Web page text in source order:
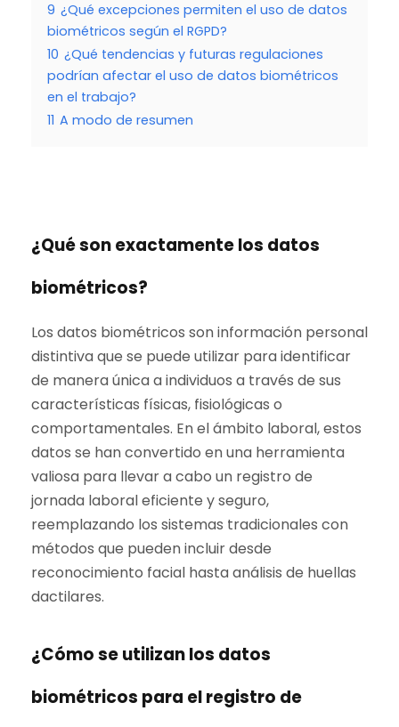
9 ¿Qué excepciones permiten el uso de datos
biométricos según el RGPD?
10 ¿Qué tendencias y futuras regulaciones
podrían afectar el uso de datos biométricos
en el trabajo?
11 A modo de resumen
¿Qué son exactamente los datos
biométricos?
Los datos biométricos son información personal
distintiva que se puede utilizar para identificar
de manera única a individuos a través de sus
características físicas, fisiológicas o
comportamentales. En el ámbito laboral, estos
datos se han convertido en una herramienta
valiosa para llevar a cabo un registro de
jornada laboral eficiente y seguro,
reemplazando los sistemas tradicionales con
métodos que pueden incluir desde
reconocimiento facial hasta análisis de huellas
dactilares.
¿Cómo se utilizan los datos
biométricos para el registro de